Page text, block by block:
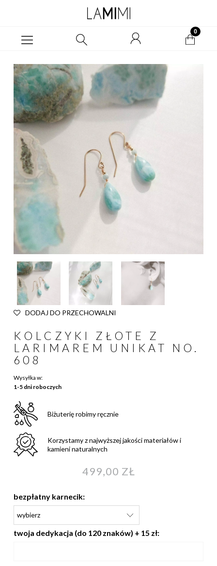
DODAJ DO PRZECHOWALNI
KOLCZYKI ZŁOTE Z
LARIMAREM UNIKAT NO.
608
Wysyłka w:
1-5 dni roboczych
Biżuterię robimy ręcznie
Korzystamy z najwyższej jakości materiałów i
kamieni naturalnych
499,00 ZŁ
bezpłatny karnecik:
twoja dedykacja (do 120 znaków) + 15 zł: